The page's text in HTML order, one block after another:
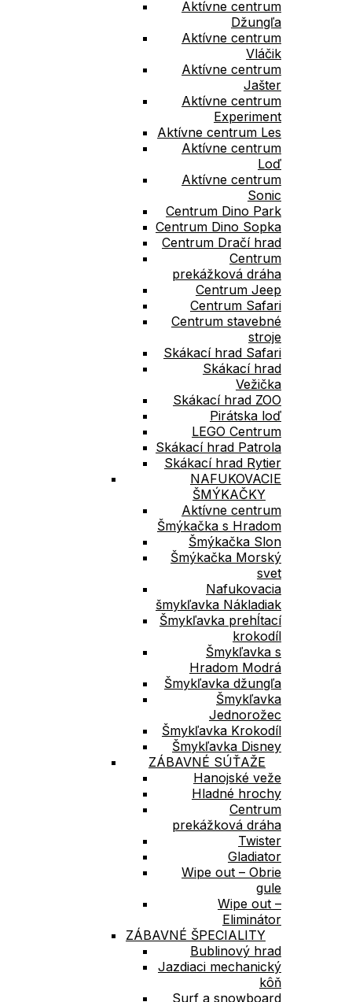
Aktívne centrum
Džungľa
Aktívne centrum
Vláčik
Aktívne centrum
Jašter
Aktívne centrum
Experiment
Aktívne centrum Les
Aktívne centrum
Loď
Aktívne centrum
Sonic
Centrum Dino Park
Centrum Dino Sopka
Centrum Dračí hrad​
Centrum
prekážková dráha
Centrum Jeep
Centrum Safari
Centrum stavebné
stroje
Skákací hrad Safari
Skákací hrad
Vežička
Skákací hrad ZOO
Pirátska loď
LEGO Centrum
Skákací hrad Patrola
Skákací hrad Rytier
NAFUKOVACIE
ŠMÝKAČKY
Aktívne centrum
Šmýkačka s Hradom
Šmýkačka Slon
Šmýkačka Morský
svet
Nafukovacia
šmykľavka Nákladiak
Šmykľavka prehĺtací
krokodíl
Šmykľavka s
Hradom Modrá
Šmykľavka džungľa
Šmykľavka
Jednorožec
Šmykľavka Krokodíl
Šmykľavka Disney
ZÁBAVNÉ SÚŤAŽE
Hanojské veže
Hladné hrochy
Centrum
prekážková dráha
Twister
Gladiator
Wipe out – Obrie
gule
Wipe out –
Eliminátor
ZÁBAVNÉ ŠPECIALITY
Bublinový hrad
Jazdiaci mechanický
kôň
Surf a snowboard